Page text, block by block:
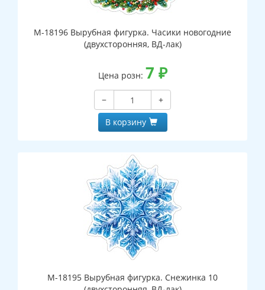
М-18196 Вырубная фигурка. Часики новогодние
(двухсторонняя, ВД-лак)
Цена розн: 7 ₽
−
+
В корзину
М-18195 Вырубная фигурка. Снежинка 10